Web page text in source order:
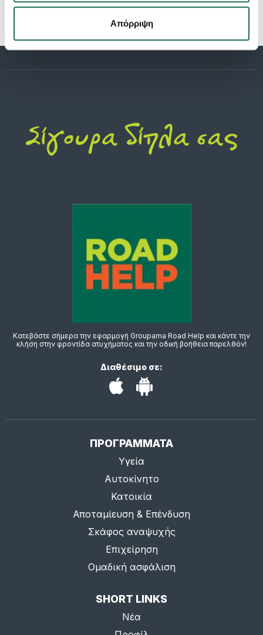
Απόρριψη
Κατεβάστε σήμερα την εφαρμογή Groupama Road Help και κάντε την
κλήση στην φροντίδα ατυχήματος και την οδική βοήθεια παρελθόν!
Διαθέσιμο σε:
ΠΡΟΓΡΑΜΜΑΤΑ
Υγεία
Αυτοκίνητο
Κατοικία
Αποταμίευση & Επένδυση
Σκάφος αναψυχής
Επιχείρηση
Ομαδική ασφάλιση
SHORT LINKS
Νέα